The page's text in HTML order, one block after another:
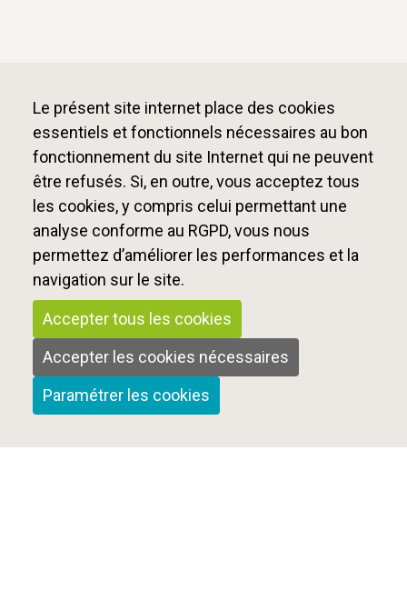
Le présent site internet place des cookies
essentiels et fonctionnels nécessaires au bon
fonctionnement du site Internet qui ne peuvent
être refusés. Si, en outre, vous acceptez tous
les cookies, y compris celui permettant une
analyse conforme au RGPD, vous nous
permettez d’améliorer les performances et la
navigation sur le site.
Accepter tous les cookies
Accepter les cookies nécessaires
Paramétrer les cookies
Voir le replay
Déroulé de l’après-midi
Sarah El Haïry, Haute-commissaire à l’Enfance
s’adresse aux pros (vidéo)